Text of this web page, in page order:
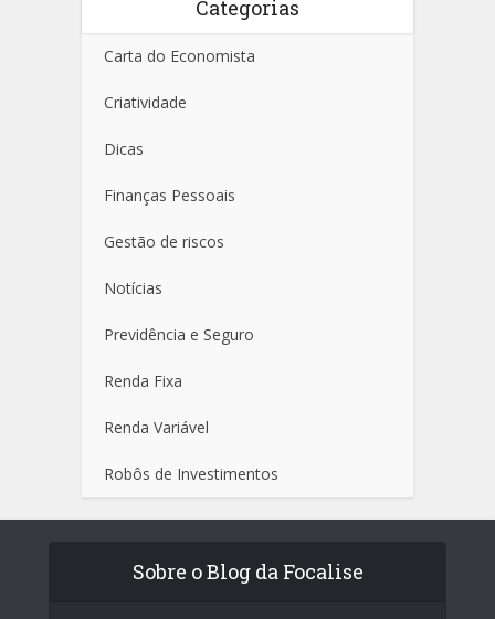
Categorias
Carta do Economista
Criatividade
Dicas
Finanças Pessoais
Gestão de riscos
Notícias
Previdência e Seguro
Renda Fixa
Renda Variável
Robôs de Investimentos
Sobre o Blog da Focalise